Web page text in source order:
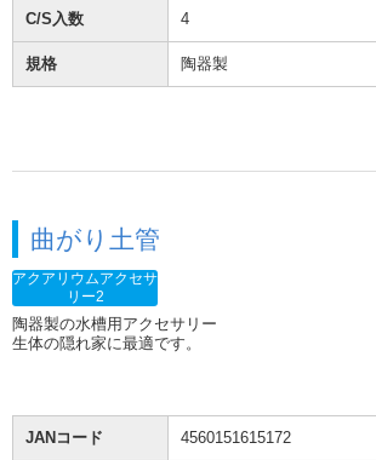
C/S入数 4
規格 陶器製
曲がり土管
アクアリウムアクセサ
リー2
陶器製の水槽用アクセサリー
生体の隠れ家に最適です。
JANコード 4560151615172